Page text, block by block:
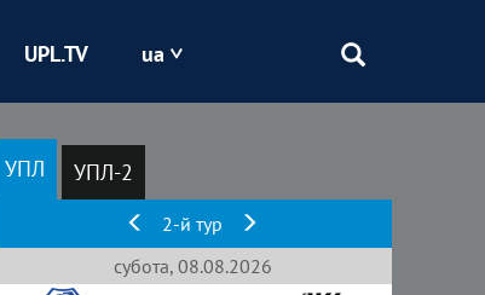
Кривбас
Оболонь
UPL.TV ua
УПЛ УПЛ-2
2-й тур
субота, 08.08.2026